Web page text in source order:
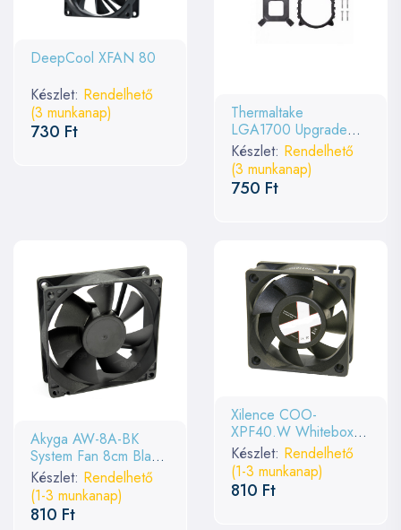
DeepCool XFAN 80
Készlet: Rendelhető
(3 munkanap)
730 Ft
Thermaltake
LGA1700 Upgrade
kit/Air Cooler/for NiC
Riing Frio
Készlet: Rendelhető
(3 munkanap)
750 Ft
Akyga AW-8A-BK
System Fan 8cm Black
OEM
Készlet: Rendelhető
(1-3 munkanap)
810 Ft
Xilence COO-
XPF40.W Whitebox
40mm ventilátor
Készlet: Rendelhető
(1-3 munkanap)
810 Ft